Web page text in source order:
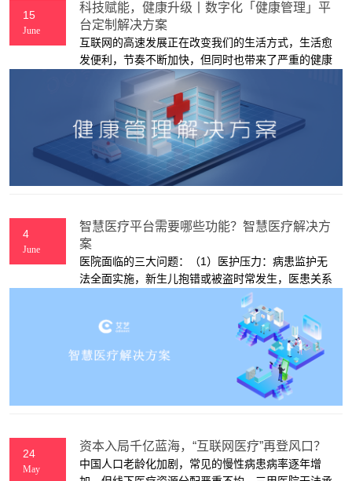
15
June
科技赋能，健康升级丨数字化「健康管理」平
台定制解决方案
互联网的高速发展正在改变我们的生活方式，生活愈
发便利，节奏不断加快，但同时也带来了严重的健康
问题：慢性病群体逐年增加，高血压、心脏病、癌症
等重大疾病高居我国居民健康威胁首位。传统的线下
就诊方式效率低、体验差、成本高、流程繁琐，缺乏
个性化医疗服务，尤其在重大疾病的“早发现早治疗”
重要环节反应迟钝，错过了最佳诊疗时期。
4
June
智慧医疗平台需要哪些功能？智慧医疗解决方
案
医院面临的三大问题：（1）医护压力：病患监护无
法全面实施，新生儿抱错或被盗时常发生，医患关系
紧张；（2）设备及资产管理混乱：医院设备多，管
理信息滞后；（3）工作人员管理难度大：医院安保
及保洁人员岗位分散，不易于管理。
24
May
资本入局千亿蓝海，“互联网医疗”再登风口？
中国人口老龄化加剧，常见的慢性病患病率逐年增